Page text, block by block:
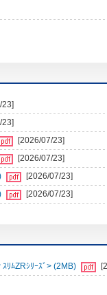
23]
23]
[2026/07/23]
[2026/07/23]
[2026/07/23]
[2026/07/23]
ﾘﾑZRｼﾘｰｽﾞ> (2MB)